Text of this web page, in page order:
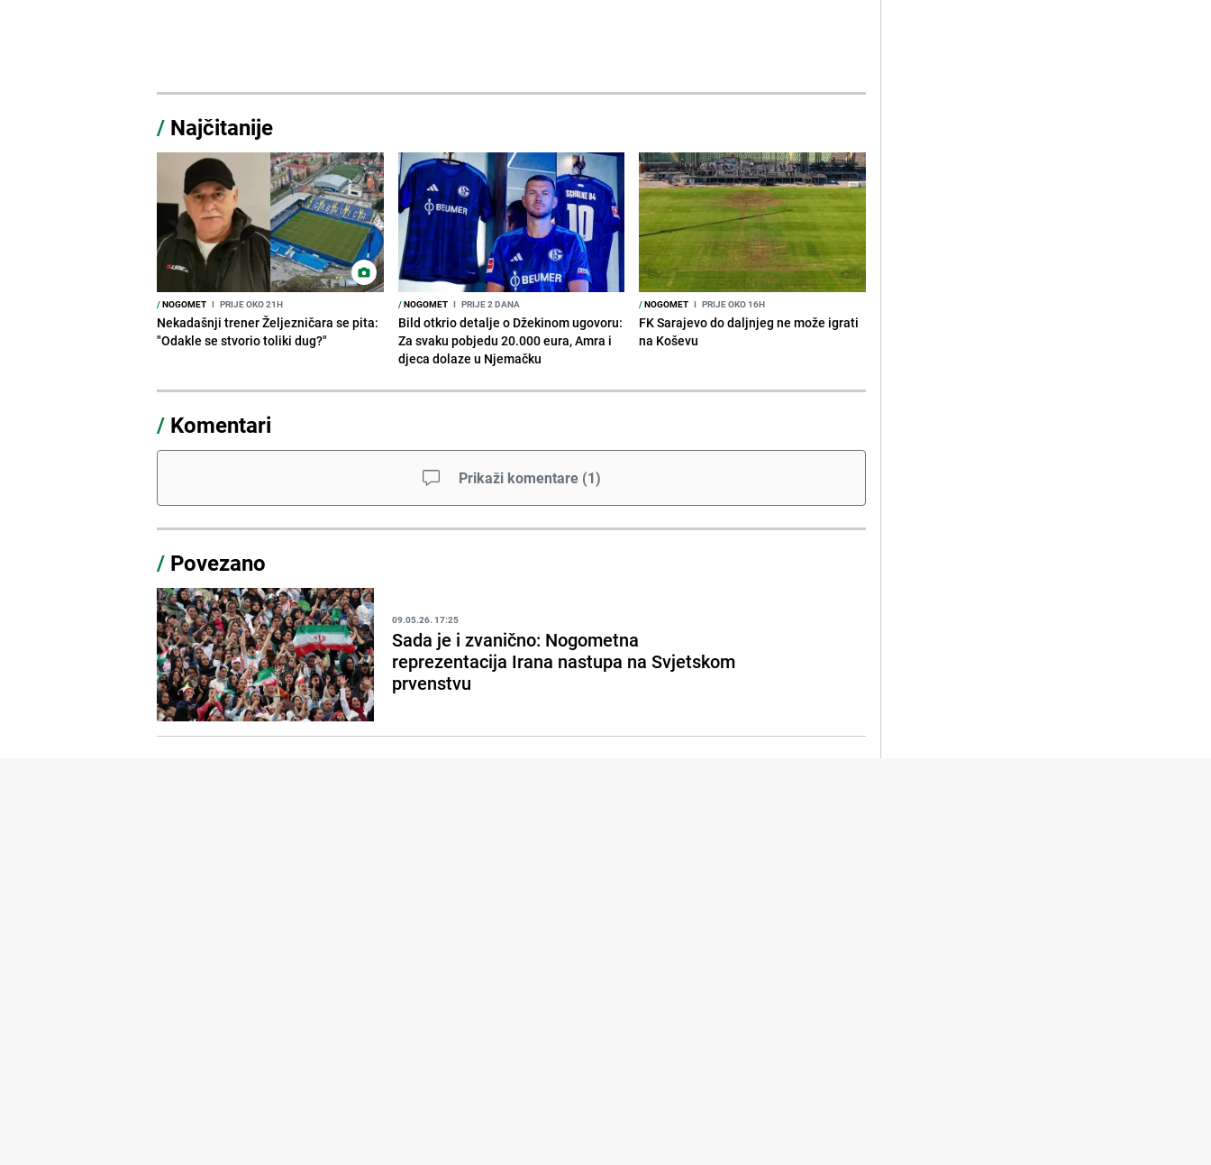
/ Najčitanije
/NOGOMET I PRIJE OKO 21H
Nekadašnji trener Željezničara se pita:
"Odakle se stvorio toliki dug?"
/NOGOMET I PRIJE 2 DANA
Bild otkrio detalje o Džekinom ugovoru:
Za svaku pobjedu 20.000 eura, Amra i
djeca dolaze u Njemačku
/NOGOMET I PRIJE OKO 16H
FK Sarajevo do daljnjeg ne može igrati
na Koševu
/ Komentari
Prikaži komentare (1)
/ Povezano
09.05.26. 17:25
Sada je i zvanično: Nogometna
reprezentacija Irana nastupa na Svjetskom
prvenstvu